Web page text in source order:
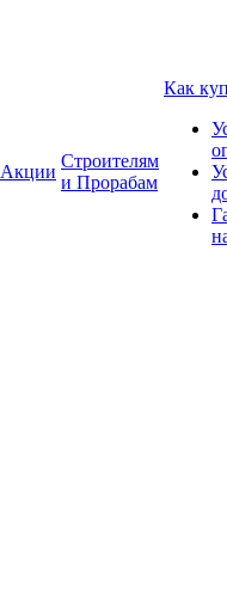
Акции
Строителям
и Прорабам
Как